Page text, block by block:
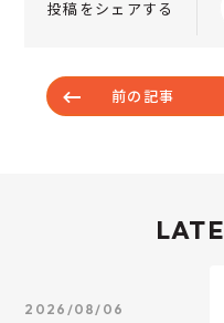
投稿をシェアする
前の記事
2026/08/06